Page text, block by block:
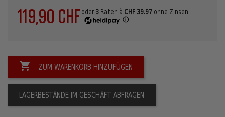
 ZUM WARENKORB HINZUFÜGEN
119,90 CHF oder 3Raten à CHF 39.97ohne Zinsen
ⓘ
LAGERBESTÄNDE IM GESCHÄFT ABFRAGEN